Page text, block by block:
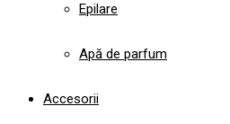
Epilare
Apă de parfum
Accesorii